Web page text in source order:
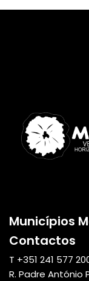
Municípios
Contactos
T +351 241 577
R. Padre António